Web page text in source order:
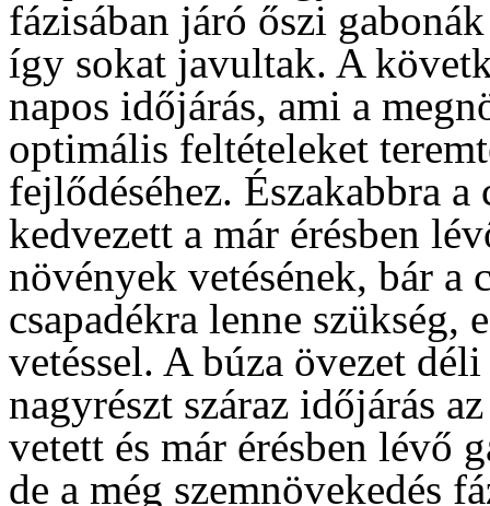
fázisában járó őszi
így sokat javultak. A
napos időjárás, ami a
optimális feltételeket
fejlődéséhez. Északabbra a
kedvezett a már érésben
növények vetésének, bár a
csapadékra lenne szükség,
vetéssel. A búza övezet
nagyrészt száraz időjárás
vetett és már érésben lévő
de a még szemnövekedés